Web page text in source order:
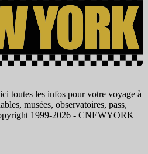
toutes les infos pour votre voyage à
musées, observatoires, pass,
1999-2026 - CNEWYORK